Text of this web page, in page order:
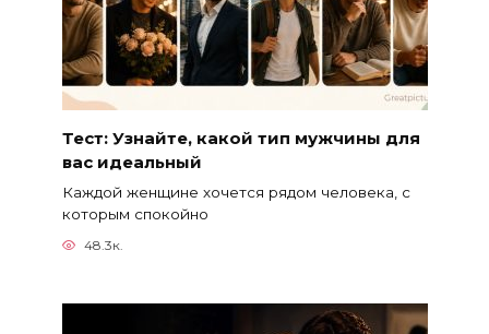
Тест: Узнайте, какой тип мужчины для
вас идеальный
Каждой женщине хочется рядом человека, с
которым спокойно
48.3к.